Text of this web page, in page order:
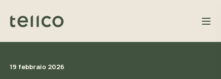
19 febbraio 2026